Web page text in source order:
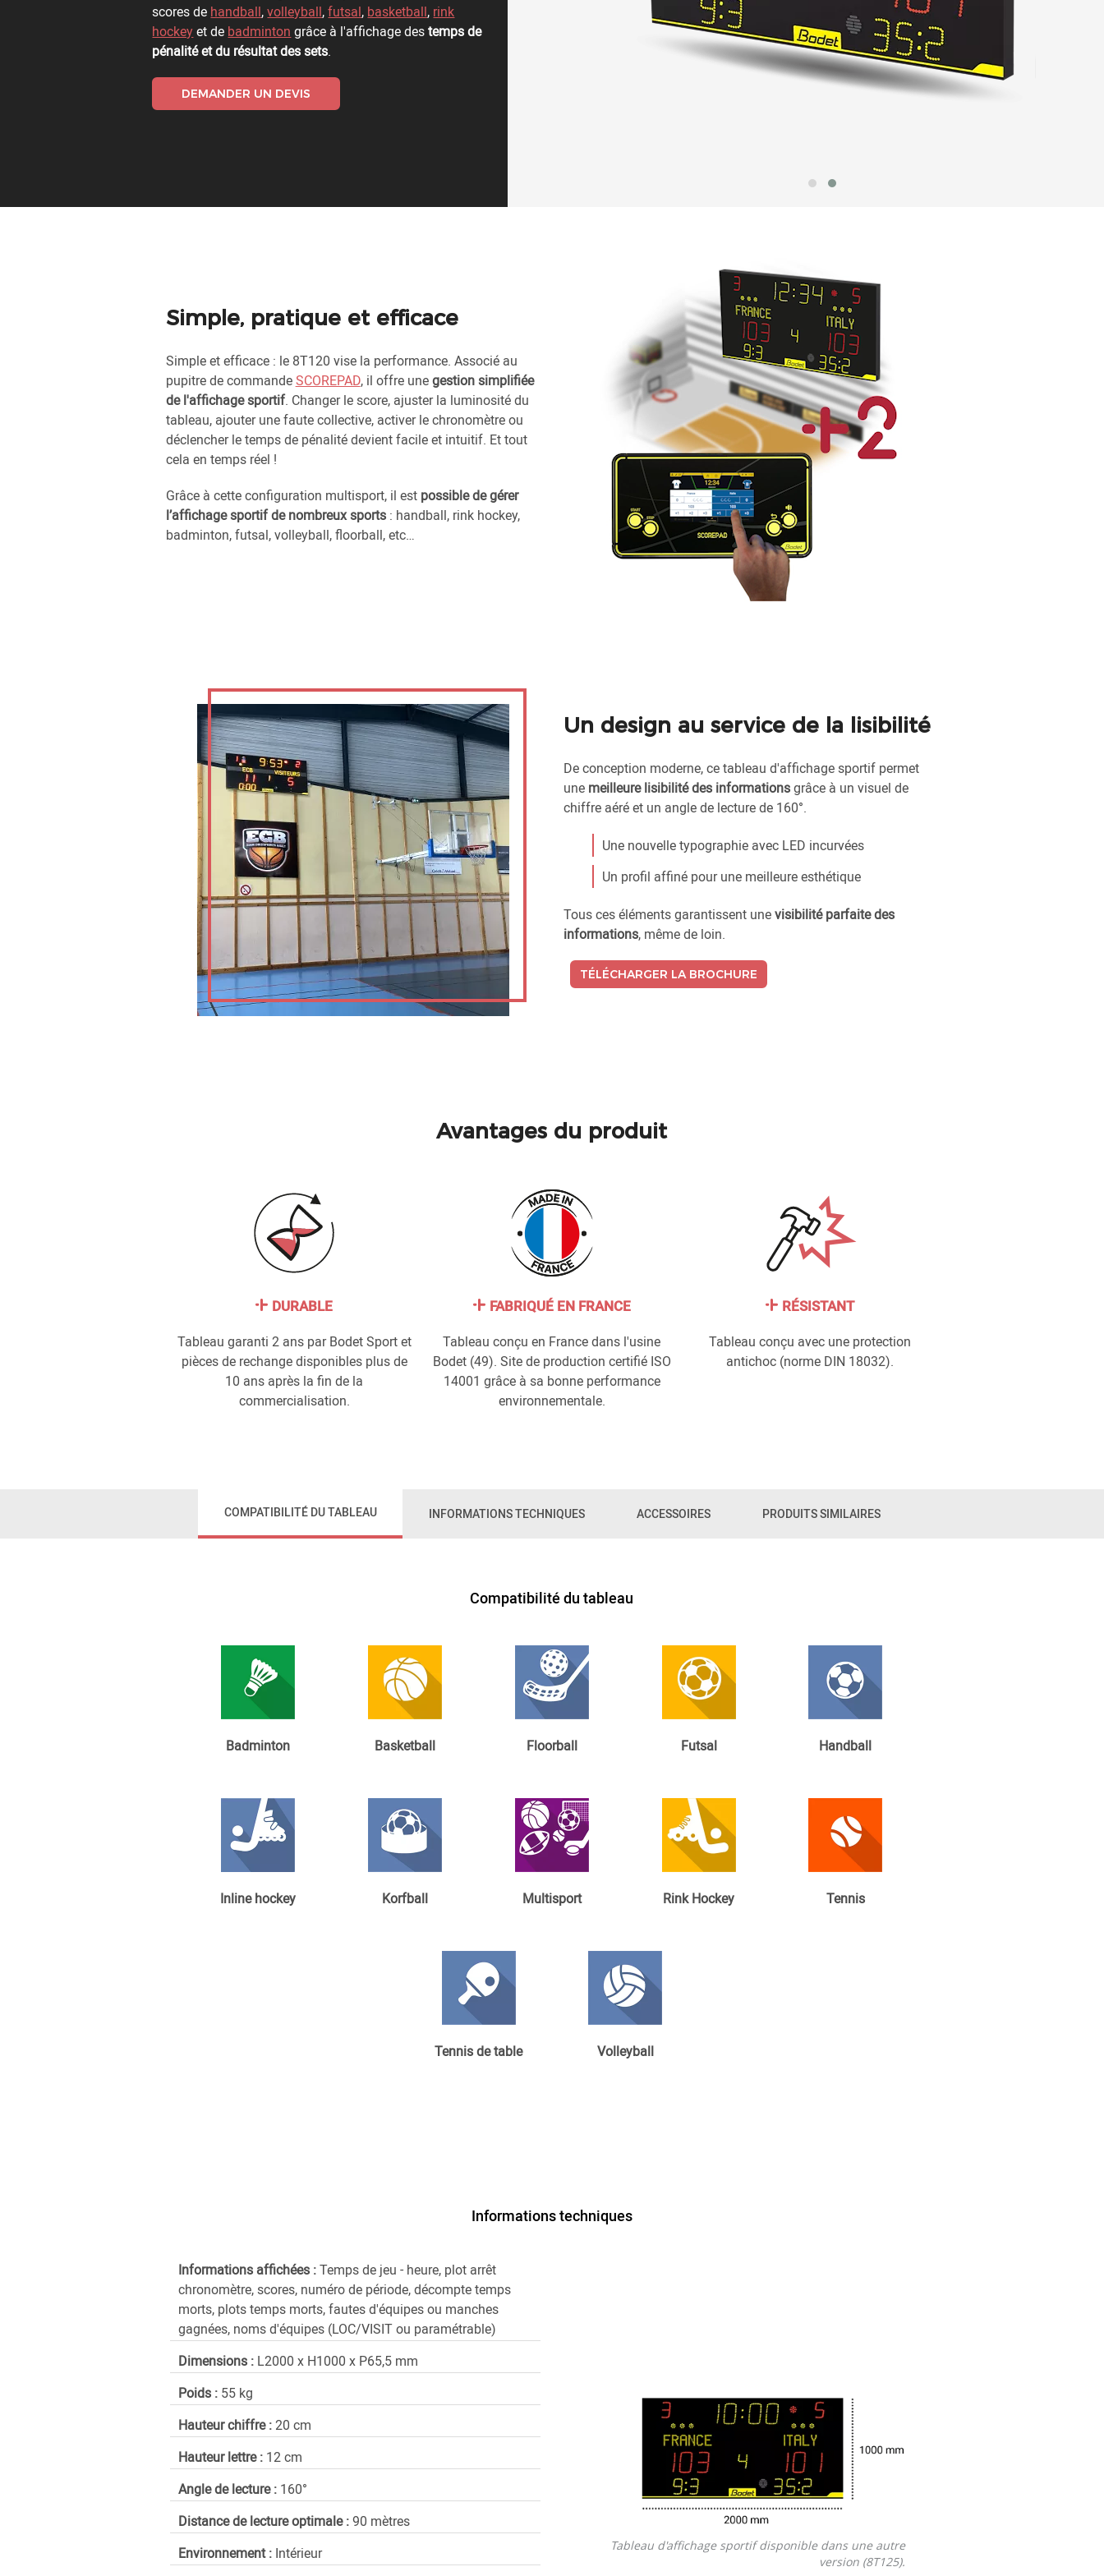
scores de handball,volleyball,futsal, basketball, rink
hockeyet de badminton grâce à l'affichage destemps de
pénalité et du résultat des sets.
DEMANDER UN DEVIS
Simple, pratique et efficace
Simple et efficace : le 8T120 vise la performance. Associé au
pupitre de commandeSCOREPAD, il offre unegestion simplifiée
de l'affichage sportif. Changer le score, ajuster la luminosité du
tableau, ajouter une faute collective, activer le chronomètre ou
déclencher le temps de pénalité devient facile et intuitif. Et tout
cela en temps réel !
Grâce à cette configuration multisport, il est possible de gérer
l’affichage sportif de nombreux sports: handball, rink hockey,
badminton, futsal, volleyball, floorball, etc…
Un design au service de la lisibilité
De conception moderne, ce tableau d'affichage sportif permet
une meilleure lisibilité des informationsgrâce à un visuel de
chiffre aéré et un angle de lecture de 160°.
Une nouvelle typographie avec LED incurvées
Un profil affiné pour une meilleure esthétique
Tous ces éléments garantissent unevisibilité parfaite des
informations, même de loin.
TÉLÉCHARGER LA BROCHURE
Avantages du produit
DURABLE
Tableau garanti 2 ans par Bodet Sport et
pièces de rechange disponibles plus de
10 ans après la fin de la
commercialisation.
FABRIQUÉ EN FRANCE
Tableau conçu en France dans l'usine
Bodet (49). Site de production certifié ISO
14001 grâce à sa bonne performance
environnementale.
RÉSISTANT
Tableau conçu avec une protection
antichoc (norme DIN 18032).
COMPATIBILITÉ DU TABLEAU INFORMATIONS TECHNIQUES ACCESSOIRES PRODUITS SIMILAIRES
Compatibilité du tableau
Badminton Basketball Floorball Futsal Handball
Inline hockey Korfball Multisport Rink Hockey Tennis
Tennis de table Volleyball
Informations techniques
Informations affichées :Temps de jeu - heure, plot arrêt
chronomètre, scores, numéro de période, décompte temps
morts, plots temps morts, fautes d'équipes ou manches
gagnées, noms d'équipes (LOC/VISIT ou paramétrable)
Dimensions :L2000 x H1000 x P65,5 mm
Poids :55 kg
Hauteur chiffre :20 cm
Hauteur lettre :12 cm
Angle de lecture :160°
Distance de lecture optimale :90 mètres
Environnement :Intérieur
Tableau d'affichage sportif disponible dans une autre
version (8T125).